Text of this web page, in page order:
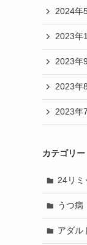
2024年
2023年
2023年
2023年
2023年
カテゴリー
24リミ
うつ病
アダル